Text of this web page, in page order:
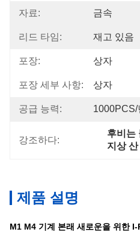
자료: 금속
리드 타임: 재고 있음
포장: 상자
포장 세부 사항: 상자
공급 능력: 1000PCS/
강조하다:
후비는
지상 산
제품 설명
M1 M4 기계 본래 새로운을 위한